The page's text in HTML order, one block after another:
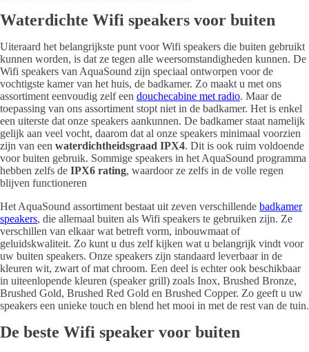
Waterdichte Wifi speakers voor buiten
Uiteraard het belangrijkste punt voor Wifi speakers die buiten gebruikt
kunnen worden, is dat ze tegen alle weersomstandigheden kunnen. De
Wifi speakers van AquaSound zijn speciaal ontworpen voor de
vochtigste kamer van het huis, de badkamer. Zo maakt u met ons
assortiment eenvoudig zelf een douchecabine met radio. Maar de
toepassing van ons assortiment stopt niet in de badkamer. Het is enkel
een uiterste dat onze speakers aankunnen. De badkamer staat namelijk
gelijk aan veel vocht, daarom dat al onze speakers minimaal voorzien
zijn van een waterdichtheidsgraad IPX4. Dit is ook ruim voldoende
voor buiten gebruik. Sommige speakers in het AquaSound programma
hebben zelfs de IPX6 rating, waardoor ze zelfs in de volle regen
blijven functioneren
Het AquaSound assortiment bestaat uit zeven verschillende badkamer
speakers, die allemaal buiten als Wifi speakers te gebruiken zijn. Ze
verschillen van elkaar wat betreft vorm, inbouwmaat of
geluidskwaliteit. Zo kunt u dus zelf kijken wat u belangrijk vindt voor
uw buiten speakers. Onze speakers zijn standaard leverbaar in de
kleuren wit, zwart of mat chroom. Een deel is echter ook beschikbaar
in uiteenlopende kleuren (speaker grill) zoals Inox, Brushed Bronze,
Brushed Gold, Brushed Red Gold en Brushed Copper. Zo geeft u uw
speakers een unieke touch en blend het mooi in met de rest van de tuin.
De beste Wifi speaker voor buiten